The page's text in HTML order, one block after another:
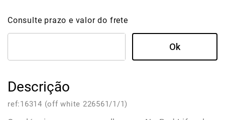
Consulte prazo e valor do frete
Descrição
ref:16314 (off white 226561/1/1)